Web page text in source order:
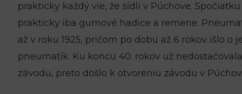
prakticky každý vie, že sídli v Púchove.
prakticky iba gumové hadice a remene.
až v roku 1925, pričom po dobu až 6 rokov išlo o
pneumatík. Ku koncu 40. rokov už
závodu, preto došlo k otvoreniu závodu v